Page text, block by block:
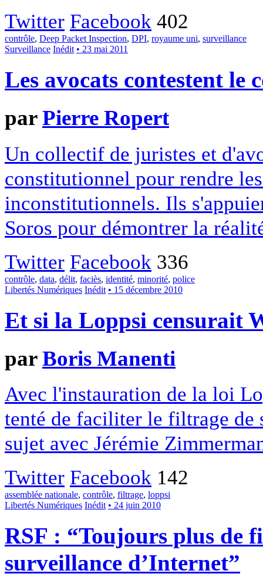
Twitter Facebook 402
contrôle, Deep Packet Inspection, DPI, royaume uni, surveillance
Surveillance Inédit • 23 mai 2011
Les avocats contestent le
parPierre Ropert
Un collectif de juristes et
constitutionnel pour rendre
inconstitutionnels. Ils
Soros pour démontrer la
Twitter Facebook 336
contrôle, data, délit, faciès, identité, minorité, police
Libertés Numériques Inédit • 15 décembre 2010
Et si la Loppsi censurait
parBoris Manenti
Avec l'instauration de la loi
tenté de faciliter le filtrage de
sujet avec Jérémie
Twitter Facebook 142
assemblée nationale, contrôle, filtrage, loppsi
Libertés Numériques Inédit • 24 juin 2010
RSF : “Toujours plus de
surveillance d’Internet”